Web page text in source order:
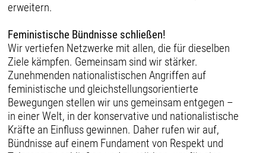
erweitern.
Feministische Bündnisse schließen!
Wir vertiefen Netzwerke mit allen, die für dieselben
Ziele kämpfen. Gemeinsam sind wir stärker.
Zunehmenden nationalistischen Angriffen auf
feministische und gleichstellungsorientierte
Bewegungen stellen wir uns gemeinsam entgegen –
in einer Welt, in der konservative und nationalistische
Kräfte an Einfluss gewinnen. Daher rufen wir auf,
Bündnisse auf einem Fundament von Respekt und